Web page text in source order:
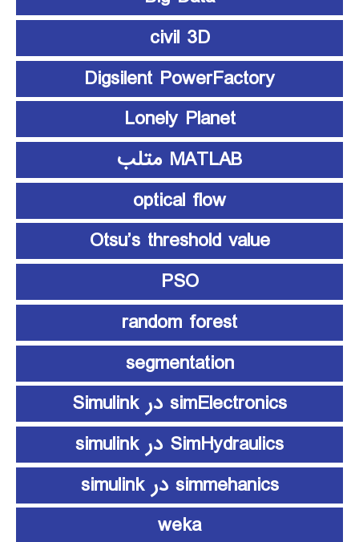
civil 3D
Digsilent PowerFactory
Lonely Planet
MATLAB متلب
optical flow
Otsu’s threshold value
PSO
random forest
segmentation
simElectronics در Simulink
SimHydraulics در simulink
simmehanics در simulink
weka